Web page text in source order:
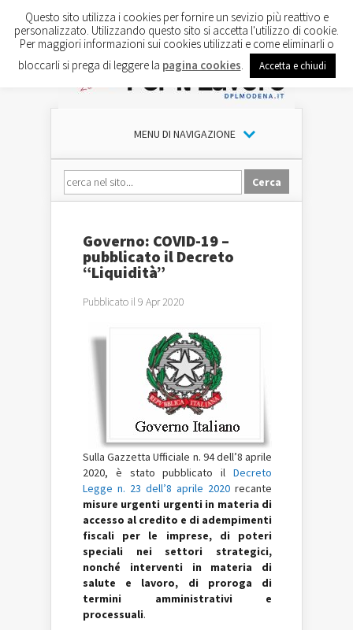
MENU DI NAVIGAZIONE
Governo: COVID-19 –
pubblicato il Decreto
“Liquidità”
Pubblicato il 9 Apr 2020
Sulla Gazzetta Ufficiale n. 94 dell’8 aprile
2020, è stato pubblicato il Decreto
Legge n. 23 dell’8 aprile 2020 recante
misure urgenti urgenti in materia di
accesso al credito e di adempimenti
fiscali per le imprese, di poteri
speciali nei settori strategici,
nonché interventi in materia di
salute e lavoro, di proroga di
termini amministrativi e
processuali.
Questo sito utilizza i cookies per fornire un sevizio più reattivo e
personalizzato. Utilizzando questo sito si accetta l'utilizzo di cookie.
Per maggiori informazioni sui cookies utilizzati e come eliminarli o
bloccarli si prega di leggere la pagina cookies Accetta e chiudi